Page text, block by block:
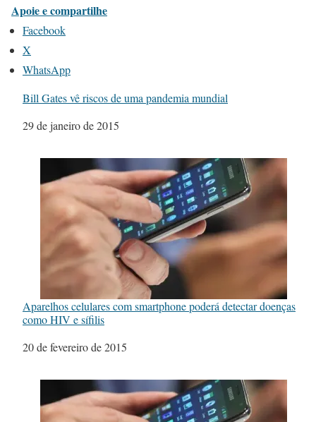
Apoie e compartilhe
Facebook
X
WhatsApp
Bill Gates vê riscos de uma pandemia mundial
Data
29 de janeiro de 2015
Aparelhos celulares com smartphone poderá detectar doenças
como HIV e sífilis
Data
20 de fevereiro de 2015